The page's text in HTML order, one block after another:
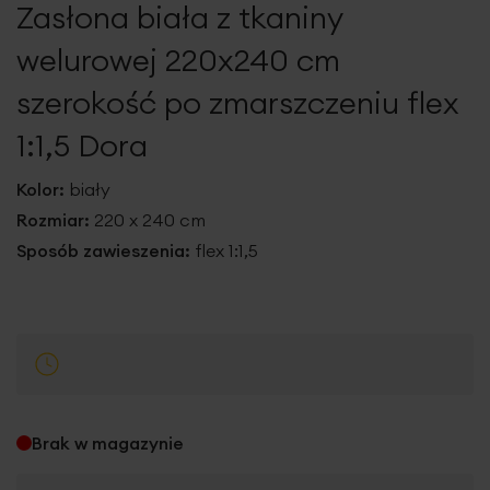
galerii
Zasłona biała z tkaniny
welurowej 220x240 cm
szerokość po zmarszczeniu flex
1:1,5 Dora
Kolor: biały
Rozmiar: 220 x 240 cm
Sposób zawieszenia: flex 1:1,5
Brak w magazynie